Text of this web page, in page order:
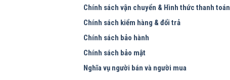
Chính sách vận chuyển & Hình thức thanh toán
Chính sách kiểm hàng & đổi trả
Chính sách bảo hành
Chính sách bảo mật
Nghĩa vụ người bán và người mua